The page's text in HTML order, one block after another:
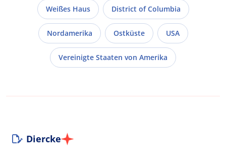
Weißes Haus District of Columbia
Nordamerika Ostküste USA
Vereinigte Staaten von Amerika
Diercke